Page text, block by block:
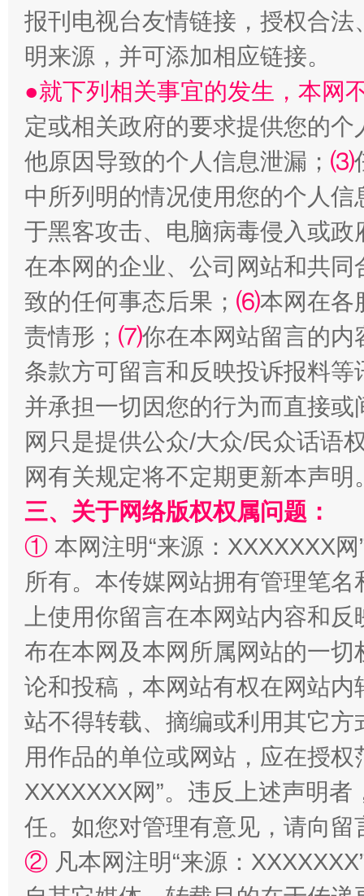
扯下公款旅游的“隐身衣” 如何以
“蜀中异人”王建安的艺术幻境
完善运行机制助力责任有效落实 一纸欠
东山县通报“牛蛙产品抗生素超标问题”
报刊电视台友情链接，授权合
明来源，并可添加相应链接。
●就下列相关事宜的发生，本网
定或相关政府的要求提供您的个
他原因导致的个人信息泄漏； ⑶
中所列明的情况使用您的个人
于黑客攻击、电脑病毒侵入或
在本网的企业、公司网站和共
致的任何事态后果； ⑹本网在各
责情形； ⑺你在本网站留言的内
条款方可留言和反映投诉报料
并承担一切因您的行为而直接
网只是提供公众/大众/民众话语
网有关规定将不定期更新本声明
三、关于网络版权权属问题：
① 本网注明“来源：XXXXXXX
所有。本传媒网站拥有管理笔
上使用你留言在本网站内容和
布在本网及本网所属网站的一
论和投稿，本网站有权在网站
站不得转载、摘编或利用其它
用作品的单位或网站，应在授
XXXXXXX网”。违反上述声明
任。如您对管理有意见，请向
② 凡本网注明“来源：